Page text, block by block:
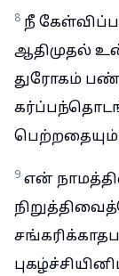
8 நீ
ஆதிமுதல்
துரோகம்
பெற்றதையும்
9 என்